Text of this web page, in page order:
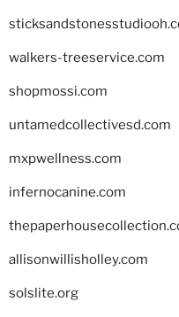
walkers-treeservice.com
shopmossi.com
untamedcollectivesd.com
mxpwellness.com
infernocanine.com
allisonwillisholley.com
solslite.org